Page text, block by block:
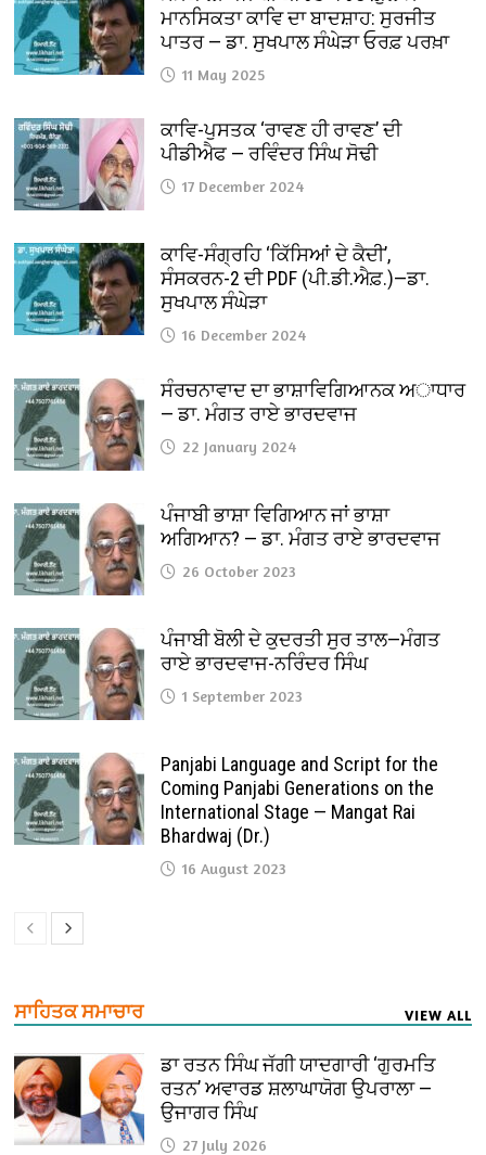
ਮਾਨਸਿਕਤਾ ਕਾਵਿ ਦਾ ਬਾਦਸ਼ਾਹ: ਸੁਰਜੀਤ
ਪਾਤਰ — ਡਾ. ਸੁਖਪਾਲ ਸੰਘੇੜਾ ਓਰਫ਼ ਪਰਖ਼ਾ
11 May 2025
ਕਾਵਿ-ਪੁਸਤਕ ‘ਰਾਵਣ ਹੀ ਰਾਵਣ’ ਦੀ
ਪੀਡੀਐਫ — ਰਵਿੰਦਰ ਸਿੰਘ ਸੋਢੀ
17 December 2024
ਕਾਵਿ-ਸੰਗ੍ਰਹਿ ‘ਕਿੱਸਿਆਂ ਦੇ ਕੈਦੀ’,
ਸੰਸਕਰਨ-2 ਦੀ PDF (ਪੀ.ਡੀ.ਐਫ਼.)—ਡਾ.
ਸੁਖਪਾਲ ਸੰਘੇੜਾ
16 December 2024
ਸੰਰਚਨਾਵਾਦ ਦਾ ਭਾਸ਼ਾਵਿਗਿਆਨਕ ਅਾਧਾਰ
— ਡਾ. ਮੰਗਤ ਰਾਏ ਭਾਰਦਵਾਜ
22 January 2024
ਪੰਜਾਬੀ ਭਾਸ਼ਾ ਵਿਗਿਆਨ ਜਾਂ ਭਾਸ਼ਾ
ਅਗਿਆਨ? — ਡਾ. ਮੰਗਤ ਰਾਏ ਭਾਰਦਵਾਜ
26 October 2023
ਪੰਜਾਬੀ ਬੋਲੀ ਦੇ ਕੁਦਰਤੀ ਸੁਰ ਤਾਲ—ਮੰਗਤ
ਰਾਏ ਭਾਰਦਵਾਜ-ਨਰਿੰਦਰ ਸਿੰਘ
1 September 2023
Panjabi Language and Script for the
Coming Panjabi Generations on the
International Stage — Mangat Rai
Bhardwaj (Dr.)
16 August 2023
ਸਾਹਿਤਕ ਸਮਾਚਾਰ VIEW ALL
ਡਾ ਰਤਨ ਸਿੰਘ ਜੱਗੀ ਯਾਦਗਾਰੀ ‘ਗੁਰਮਤਿ
ਰਤਨ’ ਅਵਾਰਡ ਸ਼ਲਾਘਾਯੋਗ ਉਪਰਾਲਾ —
ਉਜਾਗਰ ਸਿੰਘ
27 July 2026